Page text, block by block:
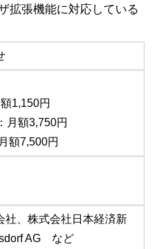
拡張機能に対応している
1,150円
月額3,750円
額7,500円
社、株式会社日本経済新
AG など